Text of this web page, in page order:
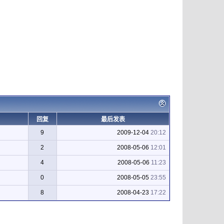
回复
最后发表
9
2009-12-04 20:12
2 2008-05-06 12:01
4 2008-05-06 11:23
0 2008-05-05 23:55
8 2008-04-23 17:22